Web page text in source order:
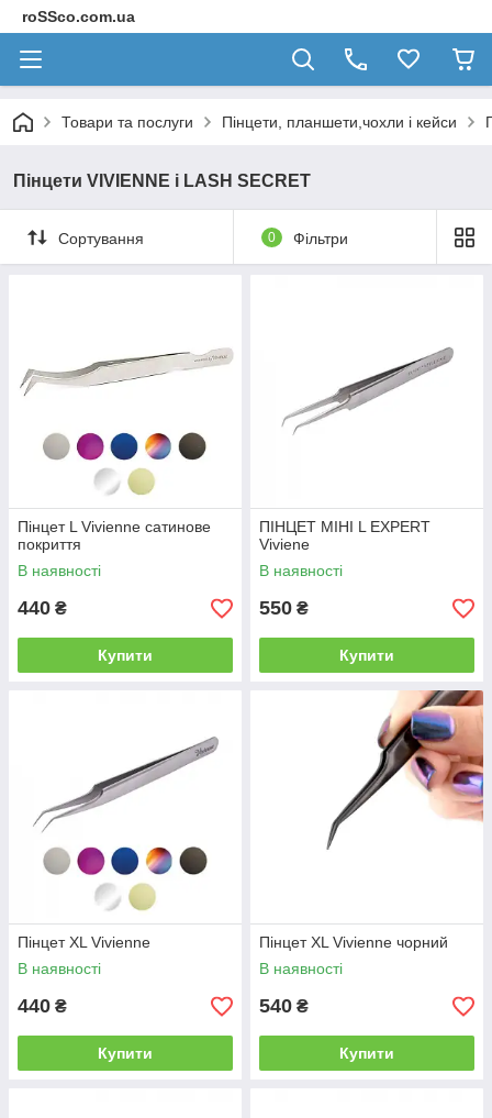
roSSco.com.ua
Товари та послуги Пінцети, планшети,чохли і кейси
Пінцети VIVIENNE і LASH SECRET
Сортування 0 Фільтри
Пінцет L Vivienne сатинове
покриття
В наявності
440 ₴
Купити
ПІНЦЕТ МІНІ L EXPERT
Viviene
В наявності
550 ₴
Купити
Пінцет XL Vivienne
В наявності
440 ₴
Купити
Пінцет XL Vivienne чорний
В наявності
540 ₴
Купити